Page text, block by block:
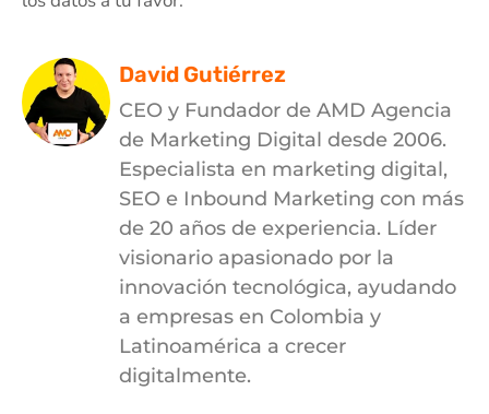
David Gutiérrez
CEO y Fundador de AMD Agencia
de Marketing Digital desde 2006.
Especialista en marketing digital,
SEO e Inbound Marketing con más
de 20 años de experiencia. Líder
visionario apasionado por la
innovación tecnológica, ayudando
a empresas en Colombia y
Latinoamérica a crecer
digitalmente.